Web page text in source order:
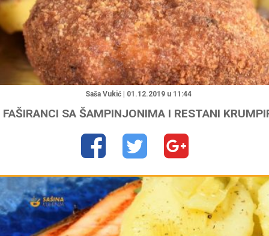
"
Saša Vukić | 01.12.2019 u 11:44
FAŠIRANCI SA ŠAMPINJONIMA I RESTANI